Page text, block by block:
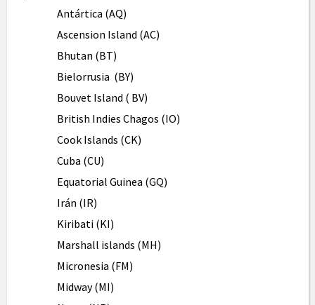
Antártica (AQ)
Ascension Island (AC)
Bhutan (BT)
Bielorrusia (BY)
Bouvet Island ( BV)
British Indies Chagos (IO)
Cook Islands (CK)
Cuba (CU)
Equatorial Guinea (GQ)
Irán (IR)
Kiribati (KI)
Marshall islands (MH)
Micronesia (FM)
Midway (MI)